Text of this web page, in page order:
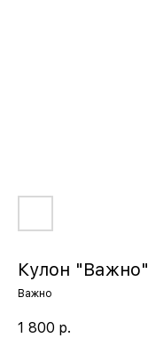
Кулон "Важно"
Важно
1 800 р.